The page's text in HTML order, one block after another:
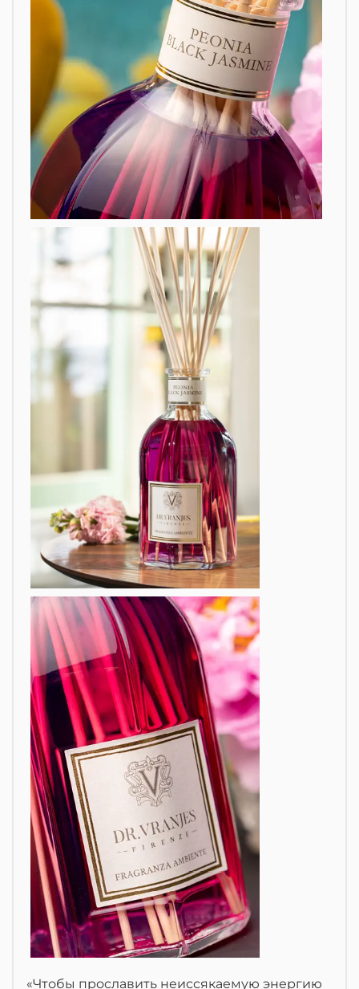
«Чтобы прославить неиссякаемую энергию